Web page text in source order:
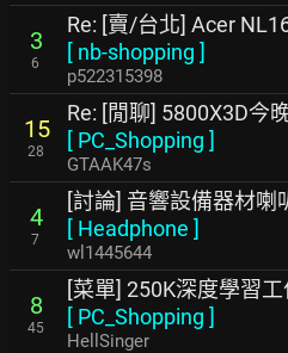
3
6
Re: [賣/台北] Acer
[ nb-shopping ]
p522315398
15
28
Re: [閒聊] 5800X3D今
[ PC_Shopping ]
GTAAK47s
4
7
[討論] 音響設備器材
[ Headphone ]
wl1445644
8
45
[菜單] 250K深度學習
[ PC_Shopping ]
HellSinger